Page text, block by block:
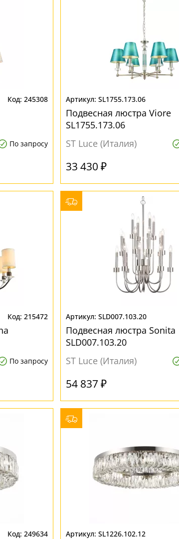
245308
По запросу
SL1755.173.06
Подвесная люстра Viore
SL1755.173.06
ST Luce (Италия)
33 430 ₽
215472
По запросу
SLD007.103.20
Подвесная люстра Sonita
SLD007.103.20
ST Luce (Италия)
54 837 ₽
249634 SL1226.102.12